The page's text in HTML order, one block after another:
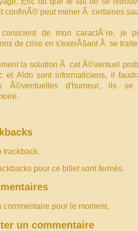
confinÃ© peut mener Ã certaines
conscient de mon caractÃ¨re, je
de crise en s'exerÃ§ant Ã se
la solution Ã cet Ã©ventuel
et Aldo sont informaticiens, il
Ã©ventuelles d'humeur, ils
trackback.
pour ce billet sont fermés.
commentaire pour le moment.
un commentaire